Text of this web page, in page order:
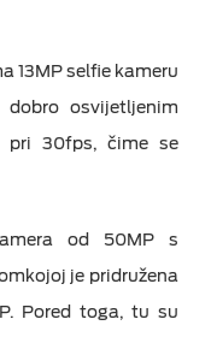
13MP selfie kameru
osvijetljenim
pri 30fps, čime se
od 50MP s
je pridružena
Pored toga, tu su